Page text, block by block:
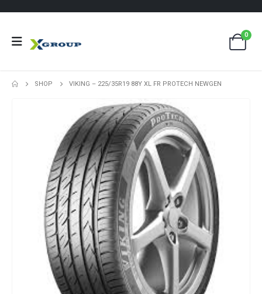
0
SHOP VIKING – 225/35R19 88Y XL FR PROTECH NEWGEN